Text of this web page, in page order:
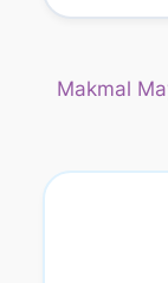
Makmal